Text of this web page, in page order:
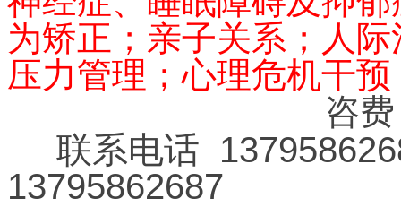
为矫正；亲子关系；人
压力管理；心理危机干
咨
联系电话
13795862687